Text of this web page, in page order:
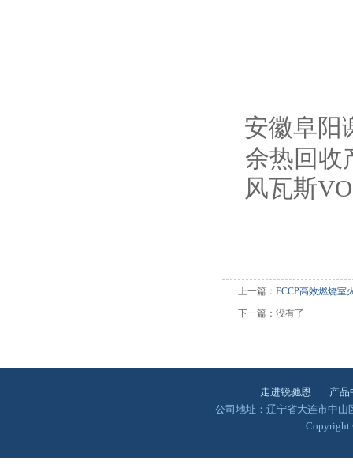
安徽阜阳
余热回收
风瓦斯
上一篇： FCCP高效燃烧室
下一篇：没有了
走进锐驰恩
产品
公司地址：辽宁省大连市中
Copyright